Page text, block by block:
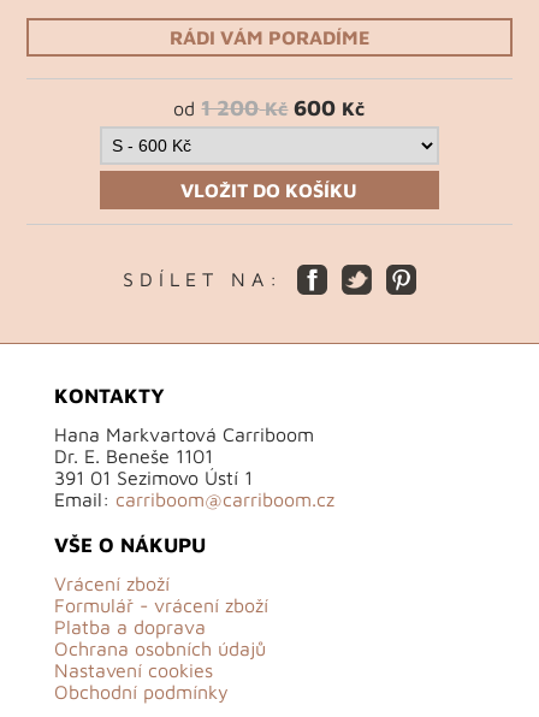
RÁDI VÁM PORADÍME
od1 200 Kč 600 Kč
VLOŽIT DO KOŠÍKU
S D Í L E T N A :
KONTAKTY
Hana Markvartová Carriboom
Dr. E. Beneše 1101
391 01 Sezimovo Ústí 1
Email: carriboom@carriboom.cz
VŠE O NÁKUPU
Vrácení zboží
Formulář - vrácení zboží
Platba a doprava
Ochrana osobních údajů
Nastavení cookies
Obchodní podmínky